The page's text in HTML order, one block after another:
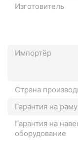
Изготовитель
Импортёр
Страна
Гарантия на раму
Гарантия на
оборудование